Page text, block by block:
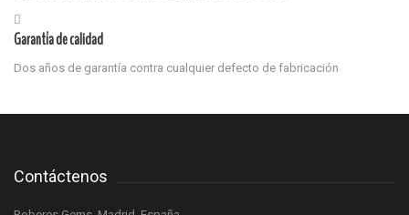
Garantía de calidad
Dos años de garantía contra cualquier defecto de fabricación
Contáctenos